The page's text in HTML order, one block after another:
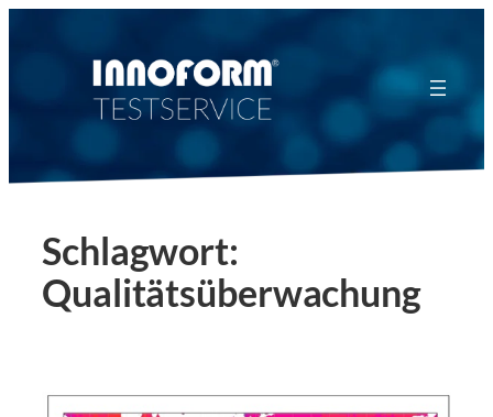
Schlagwort:
Qualitätsüberwachung